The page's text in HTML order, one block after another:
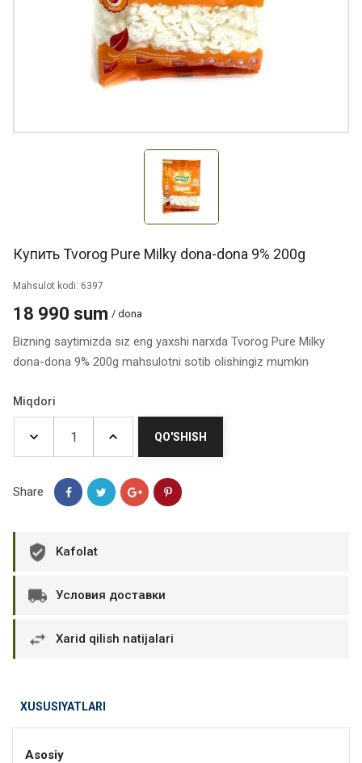
Купить Tvorog Pure Milky dona-dona 9% 200g
Mahsulot kodi: 6397
18 990 sum / dona
Bizning saytimizda siz eng yaxshi narxda Tvorog Pure Milky
dona-dona 9% 200g mahsulotni sotib olishingiz mumkin
Miqdori
QO'SHISH
Share
Kafolat
Условия доставки
Xarid qilish natijalari
XUSUSIYATLARI
Asosiy